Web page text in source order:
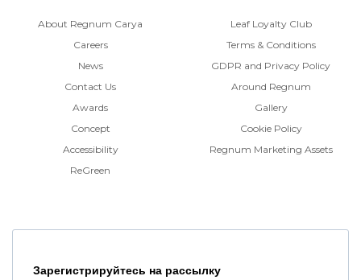
About Regnum Carya
Careers
News
Contact Us
Awards
Concept
Accessibility
ReGreen
Leaf Loyalty Club
Terms & Conditions
GDPR and Privacy Policy
Around Regnum
Gallery
Cookie Policy
Regnum Marketing Assets
Зарегистрируйтесь на рассылку